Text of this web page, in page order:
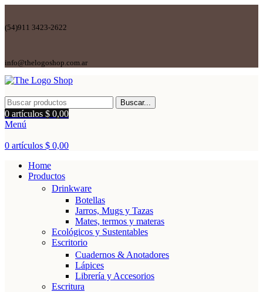
(54)911 3423-2622
info@thelogoshop.com.ar
Buscar...
0 artículos $ 0,00
Menú
0 artículos $ 0,00
Home
Productos
Drinkware
Botellas
Jarros, Mugs y Tazas
Mates, termos y materas
Ecológicos y Sustentables
Escritorio
Cuadernos & Anotadores
Lápices
Librería y Accesorios
Escritura